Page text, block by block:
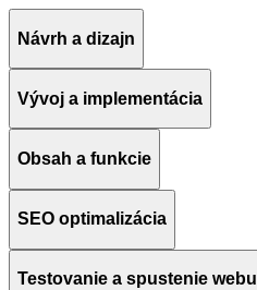
Návrh a dizajn
Vývoj a implementácia
Obsah a funkcie
SEO optimalizácia
Testovanie a spustenie webu